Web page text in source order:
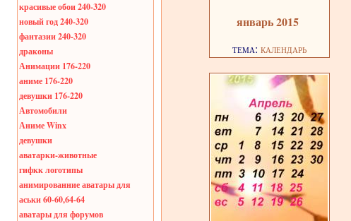
красивые обои 240-320
новый год 240-320
фантазии 240-320
драконы
Анимации 176-220
аниме 176-220
девушки 176-220
Автомобили
Аниме Winx
девушки
аватарки-животные
гифкк логотипы
анимированние аватары для
аськи 60-60,64-64
аватары для форумов
январь 2015
тема: календарь